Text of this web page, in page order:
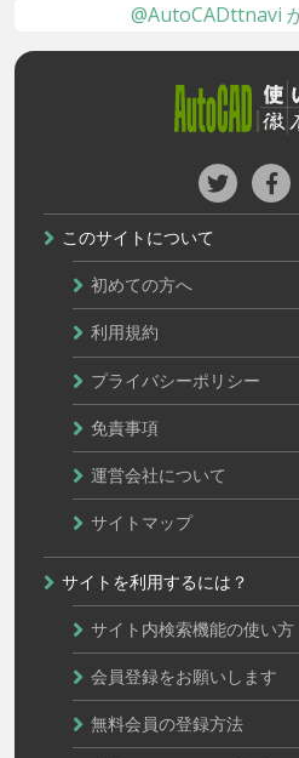
@AutoCADttnavi
このサイトについて
初めての方へ
利用規約
プライバシーポリシー
免責事項
運営会社について
サイトマップ
サイトを利用するには？
サイト内検索機能の使い方
会員登録をお願いします
無料会員の登録方法